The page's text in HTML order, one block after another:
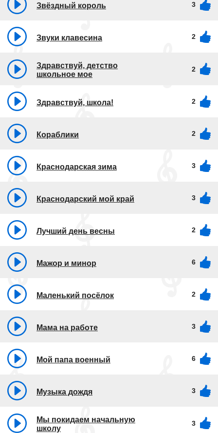
Звёздный король 3
Звуки клавесина 2
Здравствуй, детство
школьное мое
2
Здравствуй, школа! 2
Кораблики 2
Краснодарская зима 3
Краснодарский мой край 3
Лучший день весны 2
Мажор и минор 6
Маленький посёлок 2
Мама на работе 3
Мой папа военный 6
Музыка дождя 3
Мы покидаем начальную
школу
3